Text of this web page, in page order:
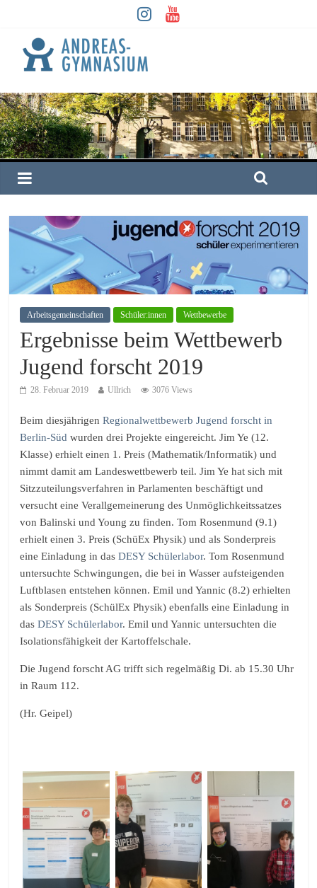
Arbeitsgemeinschaften Schüler:innen Wettbewerbe
Ergebnisse beim Wettbewerb
Jugend forscht 2019
28. Februar 2019 Ullrich 3076 Views
Beim diesjährigenRegionalwettbewerb Jugend forscht in
Berlin-Süd wurden drei Projekte eingereicht. Jim Ye (12.
Klasse) erhielt einen 1. Preis (Mathematik/Informatik) und
nimmt damit am Landeswettbewerb teil. Jim Ye hat sich mit
Sitzzuteilungsverfahren in Parlamenten beschäftigt und
versucht eine Verallgemeinerung des Unmöglichkeitssatzes
von Balinski und Young zu finden. Tom Rosenmund (9.1)
erhielt einen 3. Preis (SchüEx Physik) und als Sonderpreis
eine Einladung in dasDESY Schülerlabor. Tom Rosenmund
untersuchte Schwingungen, die bei in Wasser aufsteigenden
Luftblasen entstehen können. Emil und Yannic (8.2) erhielten
als Sonderpreis (SchülEx Physik) ebenfalls eine Einladung in
dasDESY Schülerlabor. Emil und Yannic untersuchten die
Isolationsfähigkeit der Kartoffelschale.
Die Jugend forscht AG trifft sich regelmäßig Di. ab 15.30 Uhr
in Raum 112.
(Hr. Geipel)